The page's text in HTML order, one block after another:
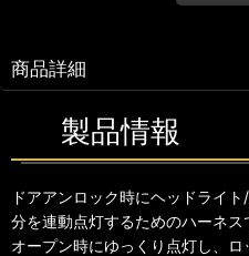
商品詳細
製品情報
ドアアンロック時にヘッドライ
分を連動点灯するためのハーネス
オープン時にゆっくり点灯し、ロ